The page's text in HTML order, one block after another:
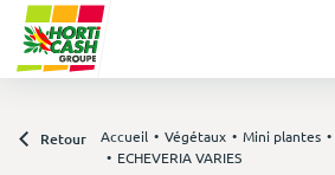
Retour Accueil Végétaux Mini plantes
ECHEVERIA VARIES